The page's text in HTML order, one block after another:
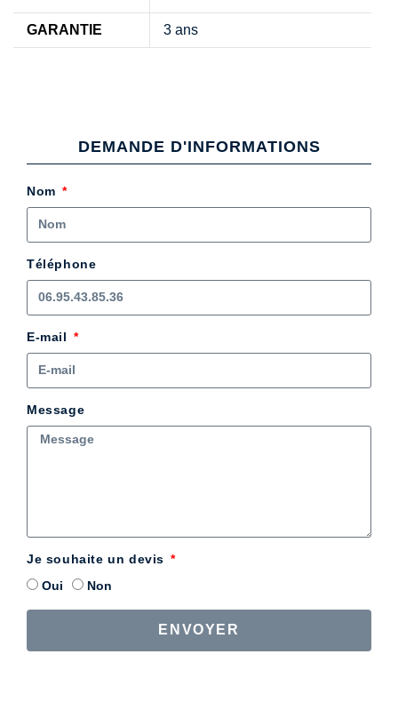
GARANTIE 3 ans
DEMANDE D'INFORMATIONS
Nom
Téléphone
E-mail
Message
Je souhaite un devis
Oui
Non
ENVOYER